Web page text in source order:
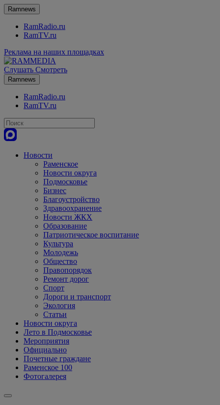
Ramnews
RamRadio.ru
RamTV.ru
Реклама на наших площадках
Слушать Смотреть
Ramnews
RamRadio.ru
RamTV.ru
Новости
Раменское
Новости округа
Подмосковье
Бизнес
Благоустройство
Здравоохранение
Новости ЖКХ
Образование
Патриотическое воспитание
Культура
Молодежь
Общество
Правопорядок
Ремонт дорог
Спорт
Дороги и транспорт
Экология
Статьи
Новости округа
Лето в Подмосковье
Мероприятия
Официально
Почетные граждане
Раменское 100
Фотогалерея